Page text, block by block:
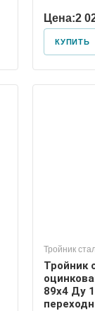
Цена:2
КУПИТЬ
Тройник
Тройник
89х4 Ду